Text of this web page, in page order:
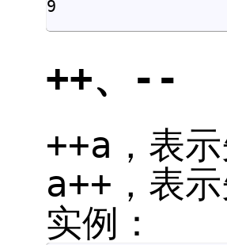
++、--
++a，表
a++，表
实例：